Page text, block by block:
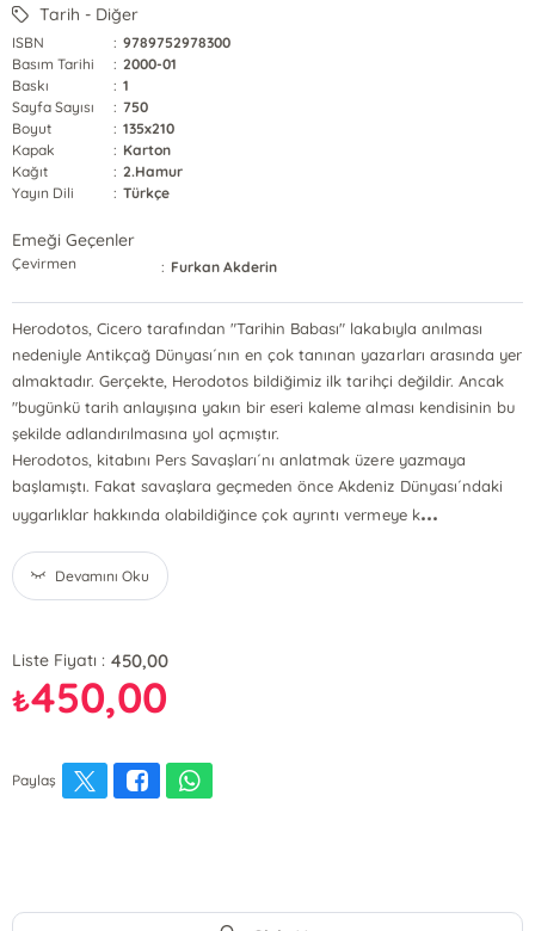
Tarih - Diğer
ISBN : 9789752978300
Basım Tarihi
: 2000-01
Baskı
: 1
Sayfa Sayısı
: 750
Boyut
: 135x210
Kapak
: Karton
Kağıt
: 2.Hamur
Yayın Dili
: Türkçe
Emeği Geçenler
Çevirmen : Furkan Akderin
Herodotos, Cicero tarafından "Tarihin Babası" lakabıyla anılması
nedeniyle Antikçağ Dünyası´nın en çok tanınan yazarları arasında yer
almaktadır. Gerçekte, Herodotos bildiğimiz ilk tarihçi değildir. Ancak
"bugünkü tarih anlayışına yakın bir eseri kaleme alması kendisinin bu
şekilde adlandırılmasına yol açmıştır.
Herodotos, kitabını Pers Savaşları´nı anlatmak üzere yazmaya
başlamıştı. Fakat savaşlara geçmeden önce Akdeniz Dünyası´ndaki
uygarlıklar hakkında olabildiğince çok ayrıntı vermeye k...
Devamını Oku
Liste Fiyatı : 450,00
₺450,00
Paylaş